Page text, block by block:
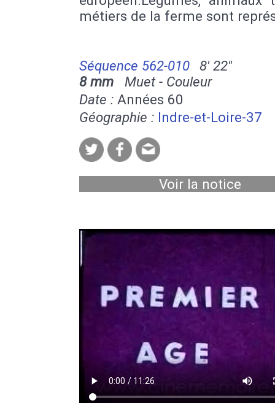
métiers de la ferme sont
Séquence 562-010
8' 22''
8 mm Muet - Couleur
Date : Années 60
Géographie : Indre-et-Loire-37
Voir la notice